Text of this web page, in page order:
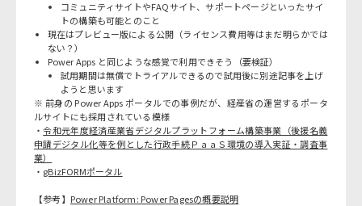
コミュニティサイトやFAQサイト、サポートページといったサイ
トの構築も可能とのこと
現在はプレビュー版による公開（ライセンス費用等はまだ明らかでは
ない？）
Power Apps と同じような感覚で利用できそう（要検証）
試用期間は無償でトライアルできるので試用後に別途記事を上げ
ようと思います
※ 前身の Power Apps ポータルでの事例だが、経産省の運営するポータ
ルサイトにも採用されている模様
・令和元年度経済産業省デジタルプラットフォーム構築事業（後援名義
申請デジタル化等を例とした行政手続ＰａａＳ環境の導入実証・調査事
業）
・ gBizFORMポータル
【参考】 Power Platform: Power Pagesの概要説明